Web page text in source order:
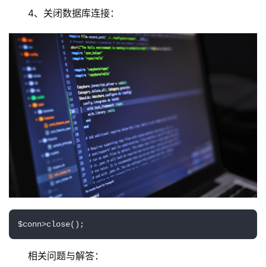
技
术
网
运
4、关闭数据库连接：
相关问题与解答：